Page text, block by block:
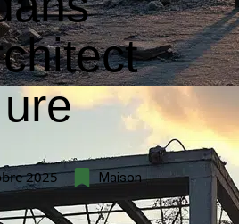
ure
2025 Maison